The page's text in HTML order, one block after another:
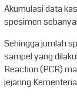
Akumulasi data
spesimen
Sehingga jumlah
sampel yang
Reaction (PCR)
jejaring